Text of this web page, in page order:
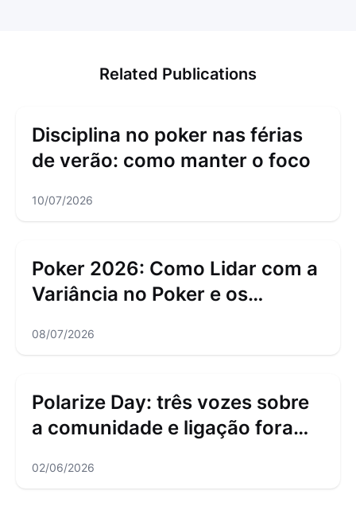
Related Publications
Disciplina no poker nas férias
de verão: como manter o foco
10/07/2026
Poker 2026: Como Lidar com a
Variância no Poker e os
08/07/2026
Polarize Day: três vozes sobre
a comunidade e ligação fora
02/06/2026